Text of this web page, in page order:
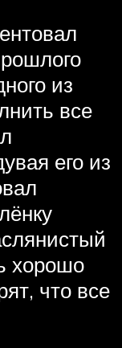
из
все
его из
хорошо
что все